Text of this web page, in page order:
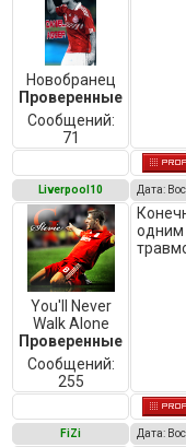
Новобранец
Проверенные
Сообщений:
71
Liverpool10 Дата:
You'll Never
Walk Alone
Проверенные
Сообщений:
255
FiZi Дата: